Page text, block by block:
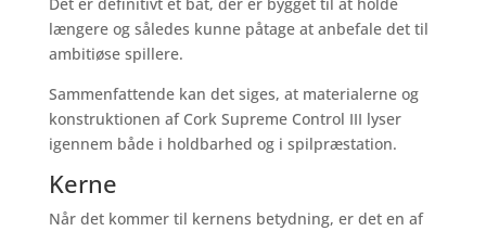
længere og således kunne påtage at anbefale det til
ambitiøse spillere.
Sammenfattende kan det siges, at materialerne og
konstruktionen af Cork Supreme Control III lyser
igennem både i holdbarhed og i spilpræstation.
Kerne
Når det kommer til kernens betydning, er det en af